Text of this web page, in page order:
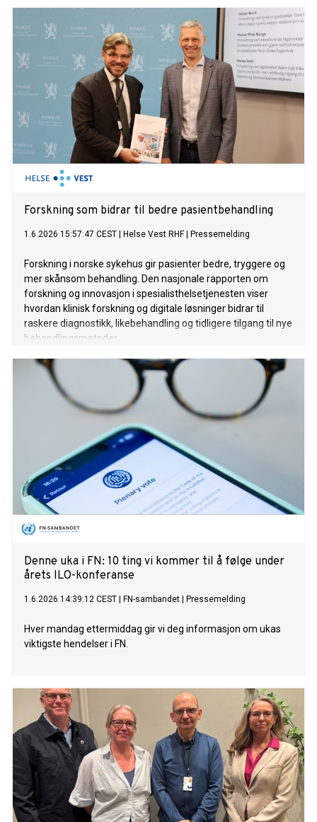
Forskning som bidrar til bedre pasientbehandling
1.6.2026 15:57:47 CEST Helse Vest RHF| Pressemelding
Forskning i norske sykehus gir pasienter bedre, tryggere og
mer skånsom behandling. Den nasjonale rapporten om
forskning og innovasjon i spesialisthelsetjenesten viser
hvordan klinisk forskning og digitale løsninger bidrar til
raskere diagnostikk, likebehandling og tidligere tilgang til nye
behandlingsmetoder.
Denne uka i FN: 10 ting vi kommer til å følge under
årets ILO-konferanse
1.6.2026 14:39:12 CEST FN-sambandet Pressemelding
Hver mandag ettermiddag gir vi deg informasjon om ukas
viktigste hendelser i FN.